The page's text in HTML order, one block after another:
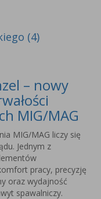
(4)
– nowy
MIG/MAG
MIG/MAG liczy się
Jednym z
pracy, precyzję
oraz wydajność
spawalniczy.